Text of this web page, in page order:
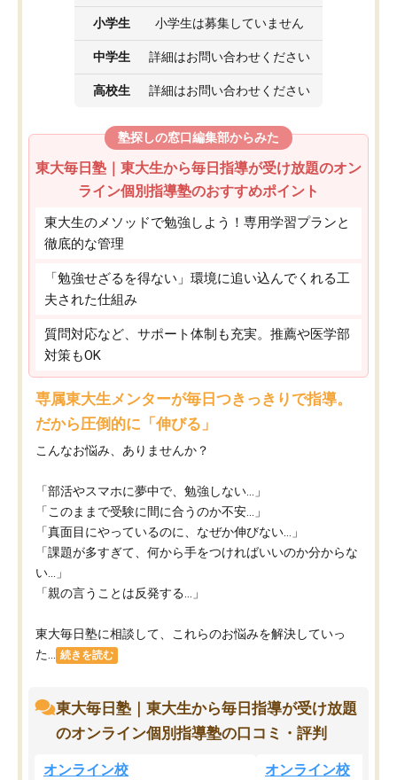
小学生 小学生は募集していません
中学生 詳細はお問い合わせください
高校生 詳細はお問い合わせください
塾探しの窓口編集部からみた
東大毎日塾｜東大生から毎日指導が受け放題のオン
ライン個別指導塾のおすすめポイント
東大生のメソッドで勉強しよう！専用学習プランと
徹底的な管理
「勉強せざるを得ない」環境に追い込んでくれる工
夫された仕組み
質問対応など、サポート体制も充実。推薦や医学部
対策もOK
専属東大生メンターが毎日つきっきりで指導。
だから圧倒的に「伸びる」
こんなお悩み、ありませんか？
「部活やスマホに夢中で、勉強しない…」
「このままで受験に間に合うのか不安…」
「真面目にやっているのに、なぜか伸びない…」
「課題が多すぎて、何から手をつければいいのか分からな
い…」
「親の言うことは反発する…」
東大毎日塾に相談して、これらのお悩みを解決していっ
た...
続きを読む
東大毎日塾｜東大生から毎日指導が受け放題
のオンライン個別指導塾の口コミ・評判
オンライン校 オンライン校